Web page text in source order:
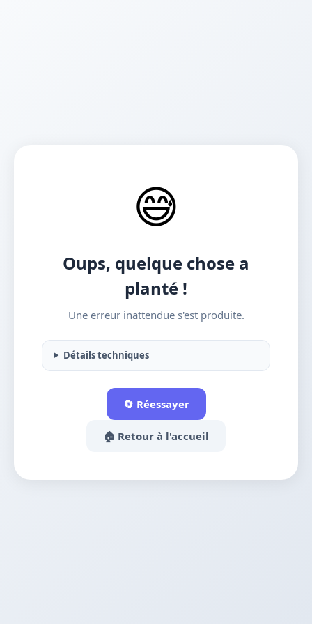
😅
Oups, quelque chose a
planté !
Une erreur inattendue s'est produite.
Détails techniques
🔄 Réessayer
🏠 Retour à l'accueil